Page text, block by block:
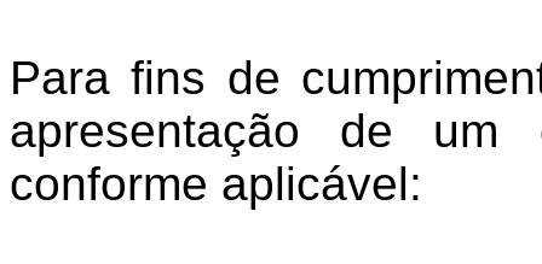
Para fins de
apresentação de um
conforme aplicável: